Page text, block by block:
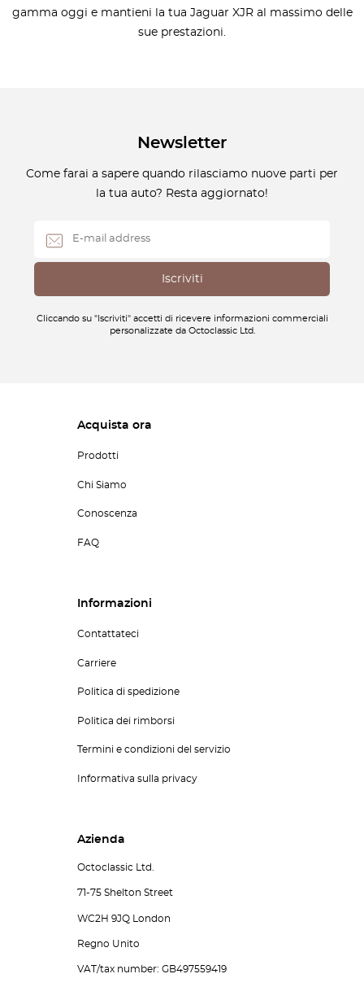
gamma oggi e mantieni la tua Jaguar XJR al massimo delle
sue prestazioni.
Newsletter
Come farai a sapere quando rilasciamo nuove parti per
la tua auto? Resta aggiornato!
Cliccando su "Iscriviti" accetti di ricevere informazioni commerciali
personalizzate da Octoclassic Ltd.
Acquista ora
Prodotti
Chi Siamo
Conoscenza
FAQ
Informazioni
Contattateci
Carriere
Politica di spedizione
Politica dei rimborsi
Termini e condizioni del servizio
Informativa sulla privacy
Azienda
Octoclassic Ltd.
71-75 Shelton Street
WC2H 9JQ London
Regno Unito
VAT/tax number: GB497559419